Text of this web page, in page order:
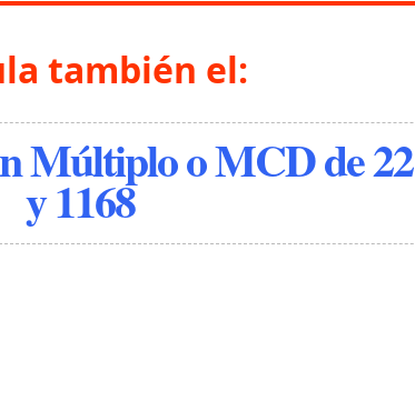
también el:
Múltiplo o MCD de 22
y 1168